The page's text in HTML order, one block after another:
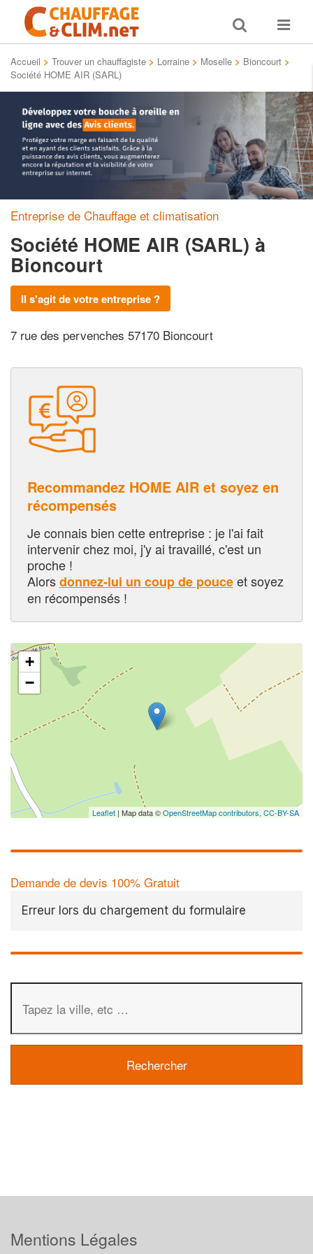
Toggle
search
Toggle
Accueil > Trouver un chauffagiste > Lorraine > Moselle > Bioncourt >
Société HOME AIR (SARL)
Entreprise de Chauffage et climatisation
Société HOME AIR (SARL) à
Bioncourt
Il s'agit de votre entreprise ?
7 rue des pervenches 57170 Bioncourt
Recommandez HOME AIR et soyez en
récompensés
Je connais bien cette entreprise : je l'ai fait
intervenir chez moi, j'y ai travaillé, c'est un
proche !
Alorsdonnez-lui un coup de pouceet soyez
en récompensés !
+
−
Leaflet | Map data ©OpenStreetMap contributors, CC-BY-SA
Demande de devis 100% Gratuit
Erreur lors du chargement du formulaire
Mentions Légales